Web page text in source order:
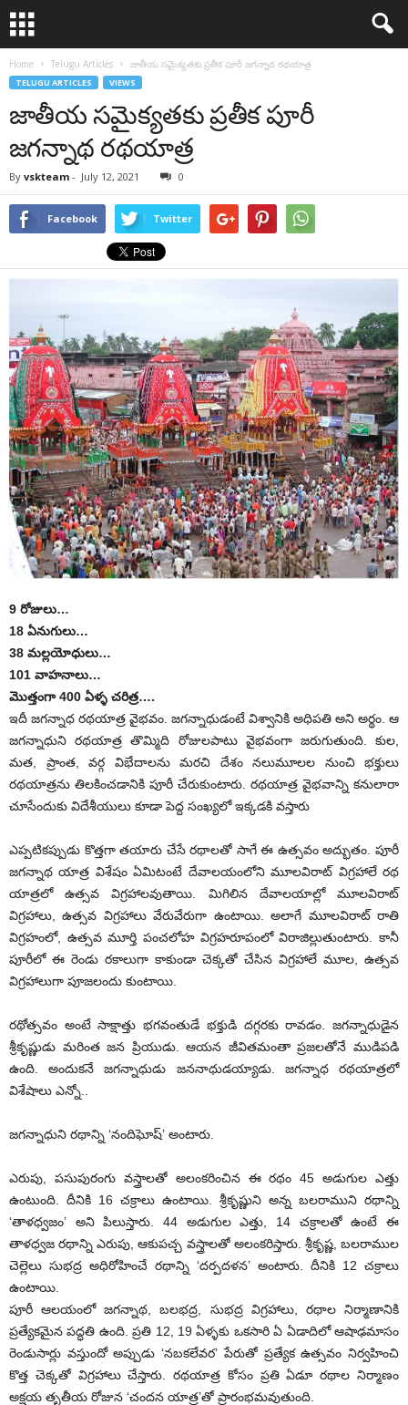
Home Telugu Articles జాతీయ సమైక్యతకు ప్రతీక పూరీ జగన్నాథ రథయాత్ర
TELUGU ARTICLES VIEWS
జాతీయ సమైక్యతకు ప్రతీక పూరీ
జగన్నాథ రథయాత్ర
By vskteam - July 12, 2021 0
Facebook Twitter
9 రోజులు…
18 ఏనుగులు…
38 మల్లయోధులు…
101 వాహనాలు…
మొత్తంగా 400 ఏళ్ళ చరిత్ర….
ఇదీ జగన్నాధ రథయాత్ర వైభవం. జగన్నాధుడంటే విశ్వానికి అధిపతి అని అర్థం. ఆ
జగన్నాధుని రథయాత్ర తొమ్మిది రోజులపాటు వైభవంగా జరుగుతుంది. కుల,
మత, ప్రాంత, వర్గ విభేదాలను మరచి దేశం నలుమూలల నుంచి భక్తులు
రథయాత్రను తిలకించడానికి పూరీ చేరుకుంటారు. రథయాత్ర వైభవాన్ని కనులారా
చూసేందుకు విదేశీయులు కూడా పెద్ద సంఖ్యలో ఇక్కడకి వస్తారు
ఎప్పటికప్పుడు కొత్తగా తయారు చేసే రథాలతో సాగే ఈ ఉత్సవం అద్భుతం. పూరీ
జగన్నాథ యాత్ర విశేషం ఏమిటంటే దేవాలయంలోని మూలవిరాట్‌ విగ్రహాలే రథ
యాత్రలో ఉత్సవ విగ్రహాలవుతాయి. మిగిలిన దేవాలయాల్లో మూలవిరాట్‌
విగ్రహాలు, ఉత్సవ విగ్రహాలు వేరువేరుగా ఉంటాయి. అలాగే మూలవిరాట్‌ రాతి
విగ్రహంలో, ఉత్సవ మూర్తి పంచలోహ విగ్రహరూపంలో విరాజిల్లుతుంటారు. కానీ
పూరీలో ఈ రెండు రకాలుగా కాకుండా చెక్కతో చేసిన విగ్రహాలే మూల, ఉత్సవ
విగ్రహాలుగా పూజలందు కుంటాయి.
రథోత్సవం అంటే సాక్షాత్తు భగవంతుడే భక్తుడి దగ్గరకు రావడం. జగన్నాధుడైన
శ్రీకృష్ణుడు మరింత జన ప్రియుడు. ఆయన జీవితమంతా ప్రజలతోనే ముడిపడి
ఉంది. అందుకనే జగన్నాధుడు జననాధుడయ్యాడు. జగన్నాధ రథయాత్రలో
విశేషాలు ఎన్నో..
జగన్నాధుని రథాన్ని ‘నందిఘోష్‌’ అంటారు.
ఎరుపు, పసుపురంగు వస్త్రాలతో అలంకరించిన ఈ రథం 45 అడుగుల ఎత్తు
ఉంటుంది. దీనికి 16 చక్రాలు ఉంటాయి. శ్రీకృష్ణుని అన్న బలరాముని రథాన్ని
‘తాళధ్వజం’ అని పిలుస్తారు. 44 అడుగుల ఎత్తు, 14 చక్రాలతో ఉంటే ఈ
తాళధ్వజ రథాన్ని ఎరుపు, ఆకుపచ్చ వస్త్రాలతో అలంకరిస్తారు. శ్రీకృష్ణ, బలరాముల
చెల్లెలు సుభద్ర అధిరోహించే రథాన్ని ‘దర్పదళన’ అంటారు. దీనికి 12 చక్రాలు
ఉంటాయి.
పూరీ ఆలయంలో జగన్నాథ, బలభద్ర, సుభద్ర విగ్రహాలు, రథాల నిర్మాణానికి
ప్రత్యేకమైన పద్ధతి ఉంది. ప్రతి 12, 19 ఏళ్ళకు ఒకసారి ఏ ఏడాదిలో ఆషాఢమాసం
రెండుసార్లు వస్తుందో అప్పుడు ‘నబకలేవర’ పేరుతో ప్రత్యేక ఉత్సవం నిర్వహించి
కొత్త చెక్కతో విగ్రహాలు చేస్తారు. రథయాత్ర కోసం ప్రతి ఏడూ రథాల నిర్మాణం
అక్షయ తృతీయ రోజున ‘చందన యాత్ర’తో ప్రారంభమవుతుంది.